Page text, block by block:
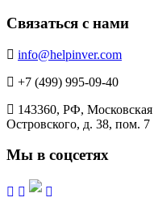
Связаться с нами
info@helpinver.com
+7 (499) 995-09-40
143360, РФ, Московская
Островского, д. 38, пом. 7
Мы в соцсетях